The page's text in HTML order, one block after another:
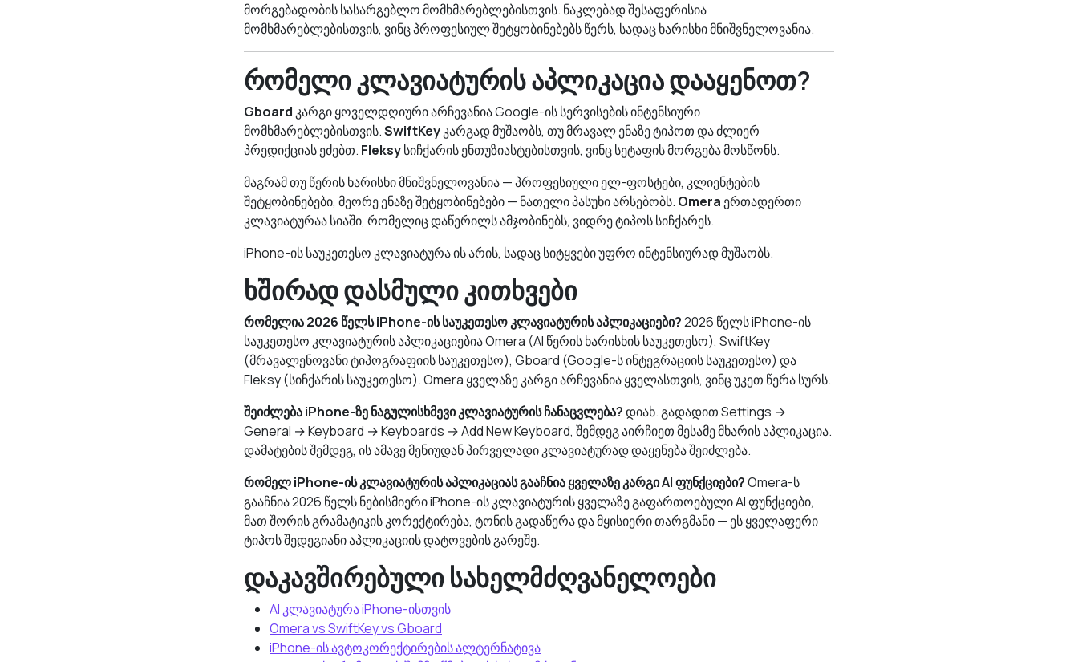
მორგებადობის სასარგებლო მომხმარებლებისთვის. ნაკლებად შესაფერისია
მომხმარებლებისთვის, ვინც პროფესიულ შეტყობინებებს წერს, სადაც ხარისხი მნიშვნელოვანია.
რომელი კლავიატურის აპლიკაცია დააყენოთ?
Gboard კარგი ყოველდღიური არჩევანია Google-ის სერვისების ინტენსიური
მომხმარებლებისთვის.SwiftKeyკარგად მუშაობს, თუ მრავალ ენაზე ტიპოთ და ძლიერ
პრედიქციას ეძებთ. Fleksyსიჩქარის ენთუზიასტებისთვის, ვინც სეტაფის მორგება მოსწონს.
მაგრამ თუ წერის ხარისხი მნიშვნელოვანია — პროფესიული ელ-ფოსტები, კლიენტების
შეტყობინებები, მეორე ენაზე შეტყობინებები — ნათელი პასუხი არსებობს. Omera ერთადერთი
კლავიატურაა სიაში, რომელიც დაწერილს ამჯობინებს, ვიდრე ტიპოს სიჩქარეს.
iPhone-ის საუკეთესო კლავიატურა ის არის, სადაც სიტყვები უფრო ინტენსიურად მუშაობს.
ხშირად დასმული კითხვები
რომელია 2026 წელს iPhone-ის საუკეთესო კლავიატურის აპლიკაციები?2026 წელს iPhone-ის
საუკეთესო კლავიატურის აპლიკაციებია Omera (AI წერის ხარისხის საუკეთესო), SwiftKey
(მრავალენოვანი ტიპოგრაფიის საუკეთესო), Gboard (Google-ს ინტეგრაციის საუკეთესო) და
Fleksy (სიჩქარის საუკეთესო). Omera ყველაზე კარგი არჩევანია ყველასთვის, ვინც უკეთ წერა სურს.
შეიძლება iPhone-ზე ნაგულისხმევი კლავიატურის ჩანაცვლება?დიახ. გადადით Settings →
General → Keyboard → Keyboards → Add New Keyboard, შემდეგ აირჩიეთ მესამე მხარის აპლიკაცია.
დამატების შემდეგ, ის ამავე მენიუდან პირველადი კლავიატურად დაყენება შეიძლება.
რომელ iPhone-ის კლავიატურის აპლიკაციას გააჩნია ყველაზე კარგი AI ფუნქციები?Omera-ს
გააჩნია 2026 წელს ნებისმიერი iPhone-ის კლავიატურის ყველაზე გაფართოებული AI ფუნქციები,
მათ შორის გრამატიკის კორექტირება, ტონის გადაწერა და მყისიერი თარგმანი — ეს ყველაფერი
ტიპოს შედეგიანი აპლიკაციის დატოვების გარეშე.
დაკავშირებული სახელმძღვანელოები
AI კლავიატურა iPhone-ისთვის
Omera vs SwiftKey vs Gboard
iPhone-ის ავტოკორექტირების ალტერნატივა